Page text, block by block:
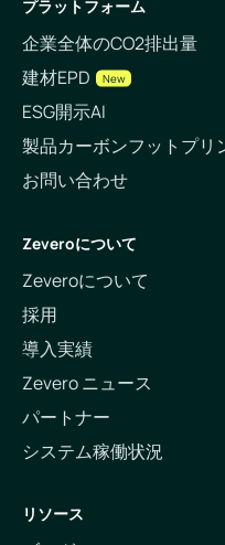
プラットフォーム
企業全体のCO2排出量
建材EPD
New
ESG開示AI
製品カーボンフットプリ
お問い合わせ
Zeveroについて
Zeveroについて
採用
導入実績
Zevero ニュース
パートナー
システム稼働状況
リソース